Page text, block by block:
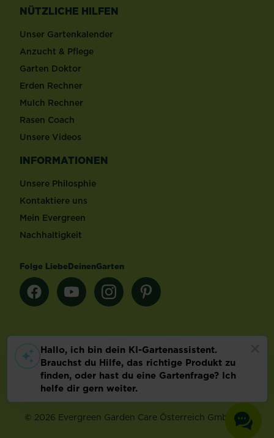
NÜTZLICHE HILFEN
Unser Gartenkalender
Anzucht & Pflege
Garten Doktor
Erden Rechner
Mulch Rechner
Rasen Coach
Unsere Videos
INFORMATIONEN
Unsere Philosphie
Kontaktiere uns
Mein Evergreen
Nachhaltigkeit
Folge LiebeDeinenGarten
Länderauswahl
Footer
Impressum & AGB
© 2026 Evergreen Garden Care Österreich GmbH